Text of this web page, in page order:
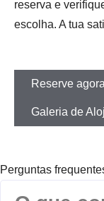
reserva e
escolha. A tua
Reserve agora
Galeria de
Perguntas